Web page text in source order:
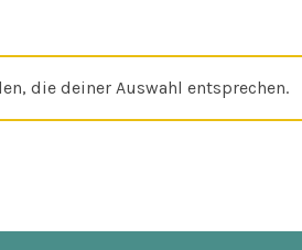
die deiner Auswahl entsprechen.